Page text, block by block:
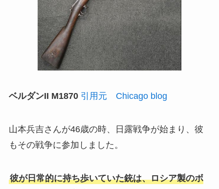
ベルダンII M1870 引用元 Chicago blog
山本兵吉さんが46歳の時、日露戦争が始まり、彼
もその戦争に参加しました。
彼が日常的に持ち歩いていた銃は、ロシア製のボ